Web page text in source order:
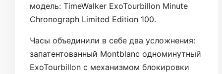
модель: TimeWalker ExoTourbillon Minute
Chronograph Limited Edition 100.
Часы объединили в себе два усложнения:
запатентованный Montblanc одноминутный
ExoTourbillon с механизмом блокировки